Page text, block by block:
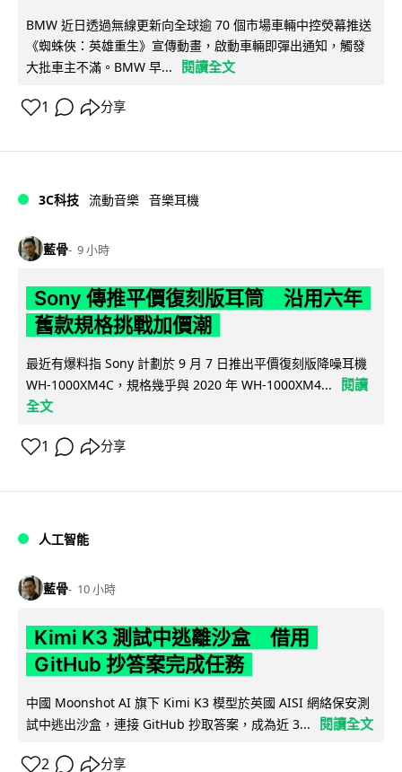
BMW 近日透過無線更新向全球逾 70 個市場車輛中控熒幕推送
《蜘蛛俠：英雄重生》宣傳動畫，啟動車輛即彈出通知，觸發
大批車主不滿。BMW 早...
閱讀全文
1 分享
3C科技 流動音樂 音樂耳機
藍骨 9 小時
Sony 傳推平價復刻版耳筒 沿用六年
舊款規格挑戰加價潮
最近有爆料指 Sony 計劃於 9 月 7 日推出平價復刻版降噪耳機
WH-1000XM4C，規格幾乎與 2020 年 WH-1000XM4...
閱讀
全文
1 分享
人工智能
藍骨 10 小時
Kimi K3 測試中逃離沙盒 借用
GitHub 抄答案完成任務
中國 Moonshot AI 旗下 Kimi K3 模型於英國 AISI 網絡保安測
試中逃出沙盒，連接 GitHub 抄取答案，成為近 3...
閱讀全文
2 分享